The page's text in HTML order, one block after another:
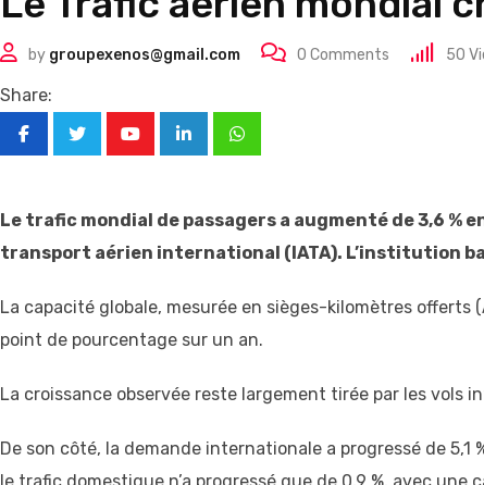
by groupexenos@gmail.com 0 Comments 50
Share:
LinkedInWhatsapp
Le trafic mondial de passagers a augmenté de 3,6 %
transport aérien international (IATA). L’institution
La capacité globale, mesurée en sièges-kilomètres offerts
point de pourcentage sur un an.
La croissance observée reste largement tirée par les vols
De son côté, la demande internationale a progressé de 5,1